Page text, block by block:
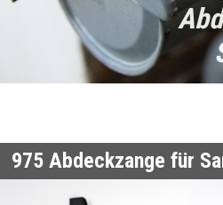
975 Abdeckzange für